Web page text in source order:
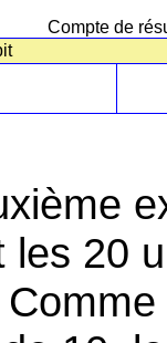
Compte de
20